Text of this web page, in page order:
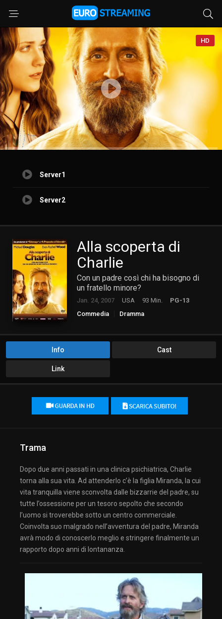
HD
Server1
Server2
Alla scoperta di
Charlie
Con un padre così chi ha bisogno di
un fratello minore?
Jan. 24, 2007 USA 93 Min.
PG-13
Commedia
Dramma
Info Cast
Link
Trama
Dopo due anni passati in una clinica psichiatrica, Charlie
torna alla sua vita. Ad attenderlo c’è la figlia Miranda, la cui
vita tranquilla viene sconvolta dalle bizzarrie del padre, su
tutte l’ossessione per un tesoro sepolto che secondo
l’uomo si troverebbe sotto un centro commerciale.
Coinvolta suo malgrado nell’avventura del padre, Miranda
avrà modo di conoscerlo meglio e stringere finalmente un
rapporto dopo anni di lontananza.